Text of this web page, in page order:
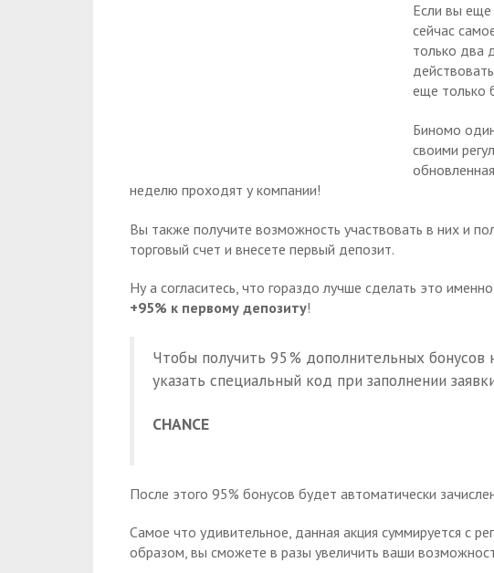
Если вы еще
сейчас
только два
еще только
Биномо
своими
неделю проходят у компании!
Вы также получите возможность участвовать в них и
торговый счет и внесете первый депозит.
Ну а согласитесь, что гораздо лучше сделать это
+95% к первому депозиту!
Чтобы получить 95% дополнительных бонусов
указать специальный код при заполнении
CHANCE
После этого 95% бонусов будет автоматически
Самое что удивительное, данная акция суммируется с
образом, вы сможете в разы увеличить ваши